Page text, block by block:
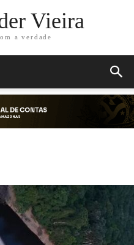
Vieira
a verdade